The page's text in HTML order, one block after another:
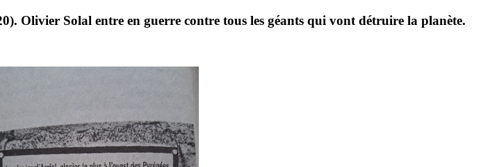
Olivier Solal entre en guerre contre tous les géants qui vont détruire la planète.